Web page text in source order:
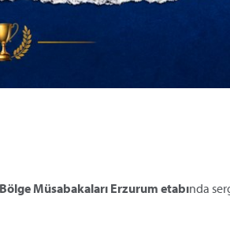
Müsabakaları Erzurum etabında